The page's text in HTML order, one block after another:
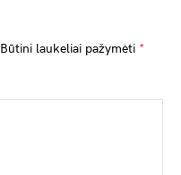
Būtini laukeliai pažymėti *